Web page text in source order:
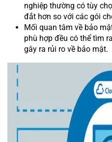
nghiệp thường có tùy
đắt hơn so với các gói
Mối quan tâm về bảo
phù hợp đều có thể tìm
gây ra rủi ro về bảo mật.